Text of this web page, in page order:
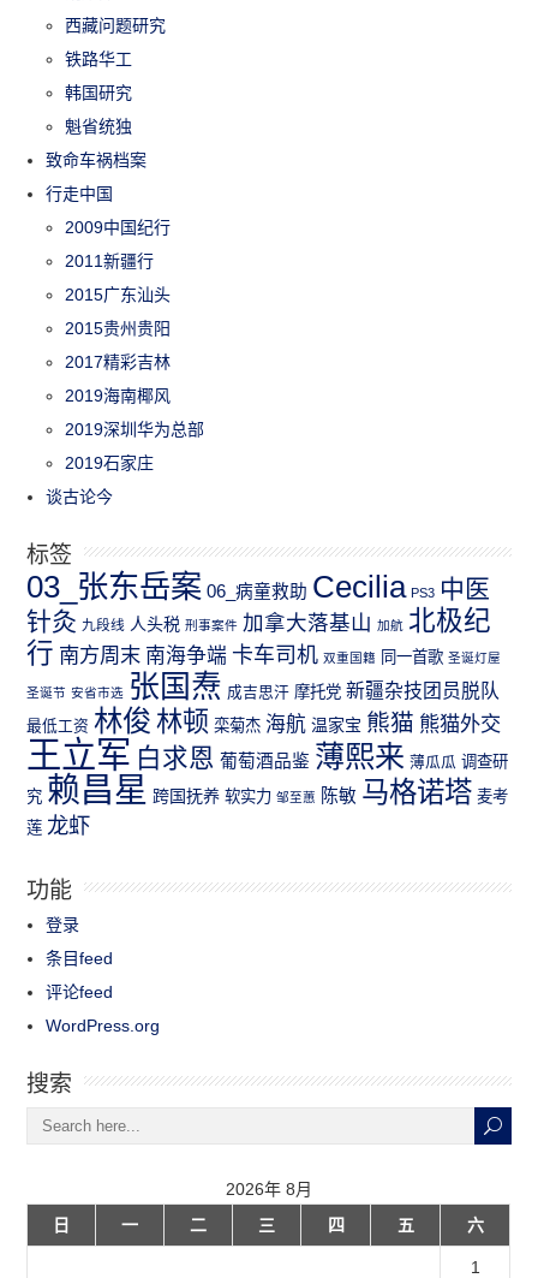
西藏问题研究
铁路华工
韩国研究
魁省统独
致命车祸档案
行走中国
2009中国纪行
2011新疆行
2015广东汕头
2015贵州贵阳
2017精彩吉林
2019海南椰风
2019深圳华为总部
2019石家庄
谈古论今
标签
03_张东岳案 06_病童救助 Cecilia PS3 中医
针灸 九段线 人头税 刑事案件 加拿大落基山 加航 北极纪
行 南方周末 南海争端 卡车司机 双重国籍 同一首歌 圣诞灯屋
圣诞节 安省市选 张国焘 成吉思汗 摩托党 新疆杂技团员脱队
最低工资 林俊 林顿 栾菊杰 海航 温家宝 熊猫 熊猫外交
王立军 白求恩 葡萄酒品鉴 薄熙来 薄瓜瓜 调查研
究 赖昌星 跨国抚养 软实力 邹至蕙 陈敏 马格诺塔 麦考
莲 龙虾
功能
登录
条目feed
评论feed
WordPress.org
搜索
2026年 8月
日
一 二 三 四 五 六
1